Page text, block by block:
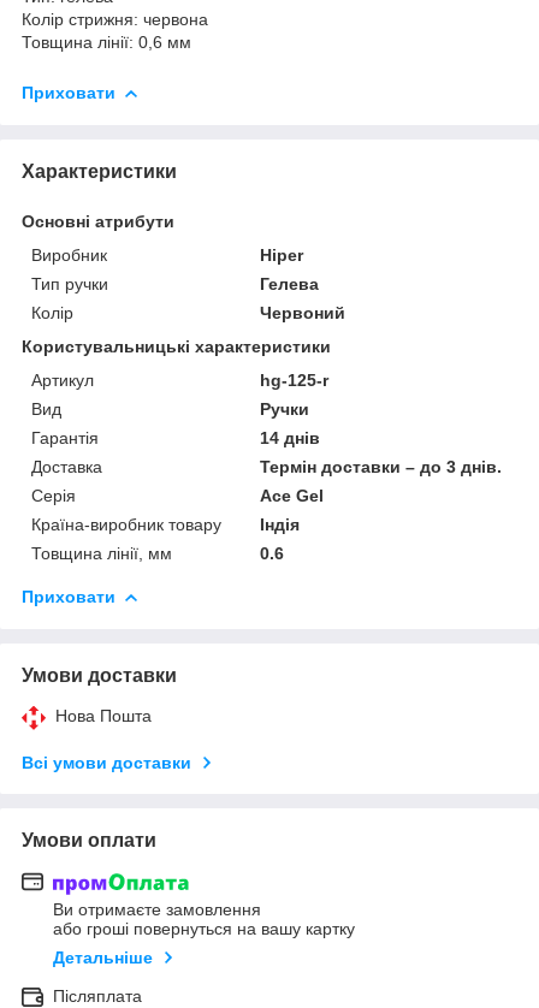
Колір стрижня: червона
Товщина лінії: 0,6 мм
Приховати
Характеристики
Основні атрибути
Виробник
Hiper
Тип ручки
Гелева
Колір
Червоний
Користувальницькі характеристики
Артикул
hg-125-r
Вид
Ручки
Гарантія
14 днів
Доставка
Термін доставки – до 3 днів.
Серія
Ace Gel
Країна-виробник товару
Індія
Товщина лінії, мм
0.6
Приховати
Умови доставки
Нова Пошта
Всі умови доставки
Умови оплати
Ви отримаєте замовлення
або гроші повернуться на вашу картку
Детальніше
Післяплата